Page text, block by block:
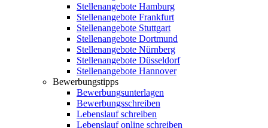
Stellenangebote Hamburg
Stellenangebote Frankfurt
Stellenangebote Stuttgart
Stellenangebote Dortmund
Stellenangebote Nürnberg
Stellenangebote Düsseldorf
Stellenangebote Hannover
Bewerbungstipps
Bewerbungsunterlagen
Bewerbungsschreiben
Lebenslauf schreiben
Lebenslauf online schreiben